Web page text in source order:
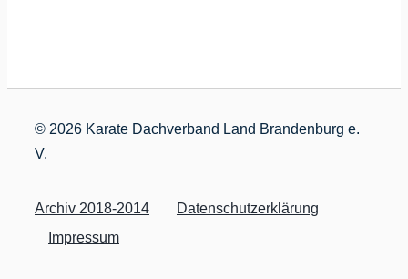
© 2026 Karate Dachverband Land Brandenburg e.
V.
Archiv 2018-2014
Datenschutzerklärung
Impressum